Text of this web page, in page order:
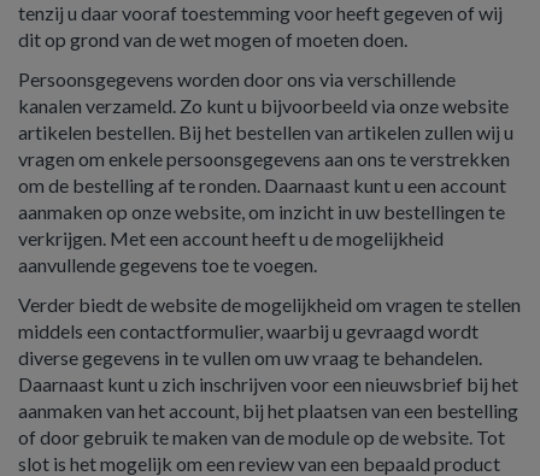
tenzij u daar vooraf toestemming voor heeft gegeven of wij
dit op grond van de wet mogen of moeten doen.
Persoonsgegevens worden door ons via verschillende
kanalen verzameld. Zo kunt u bijvoorbeeld via onze website
artikelen bestellen. Bij het bestellen van artikelen zullen wij u
vragen om enkele persoonsgegevens aan ons te verstrekken
om de bestelling af te ronden. Daarnaast kunt u een account
aanmaken op onze website, om inzicht in uw bestellingen te
verkrijgen. Met een account heeft u de mogelijkheid
aanvullende gegevens toe te voegen.
Verder biedt de website de mogelijkheid om vragen te stellen
middels een contactformulier, waarbij u gevraagd wordt
diverse gegevens in te vullen om uw vraag te behandelen.
Daarnaast kunt u zich inschrijven voor een nieuwsbrief bij het
aanmaken van het account, bij het plaatsen van een bestelling
of door gebruik te maken van de module op de website. Tot
slot is het mogelijk om een review van een bepaald product